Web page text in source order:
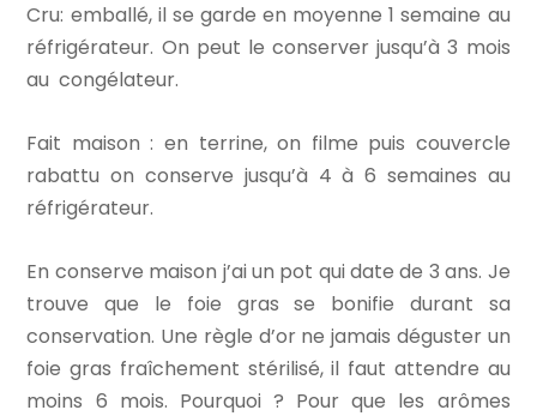
Cru: emballé, il se garde en moyenne 1 semaine au
réfrigérateur. On peut le conserver jusqu’à3 mois
au congélateur.
Fait maison : en terrine, on filme puis couvercle
rabattu on conserve jusqu’à 4 à 6 semaines au
réfrigérateur.
En conserve maison j’ai un pot qui date de 3 ans. Je
trouve que le foie gras se bonifie durant sa
conservation. Une règle d’or ne jamais déguster un
foie gras fraîchement stérilisé, il faut attendre au
moins 6 mois. Pourquoi ? Pour que les arômes